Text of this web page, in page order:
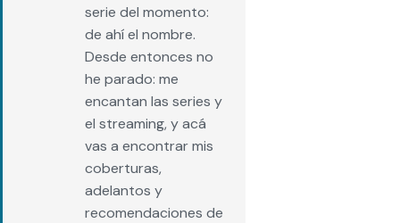
serie del momento:
de ahí el nombre.
Desde entonces no
he parado: me
encantan las series y
el streaming, y acá
vas a encontrar mis
coberturas,
adelantos y
recomendaciones de